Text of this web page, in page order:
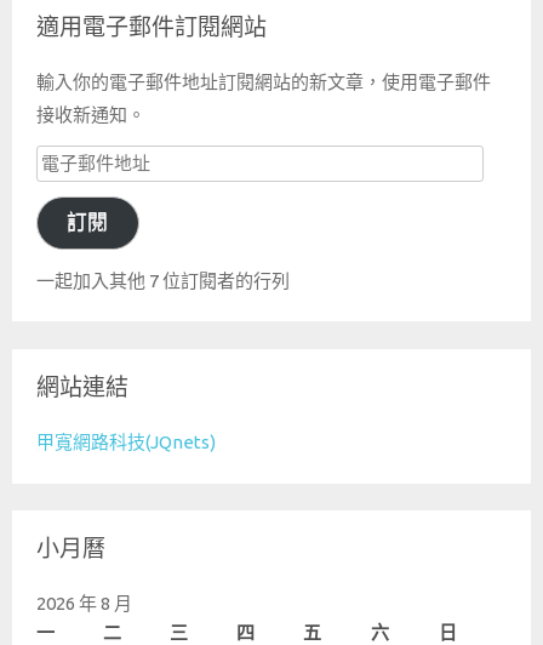
適用電子郵件訂閱網站
輸入你的電子郵件地址訂閱網站的新文章，使用電子郵件
接收新通知。
電
郵
訂閱
一起加入其他 7 位訂閱者的行列
網站連結
甲寬網路科技(JQnets)
小月曆
2026 年 8 月
一
二 三 四 五 六 日